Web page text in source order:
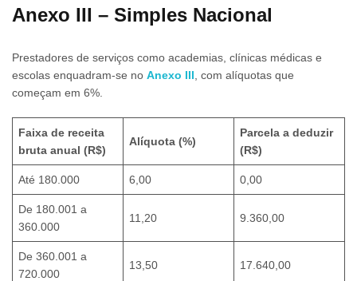
Anexo III – Simples Nacional
Prestadores de serviços como academias, clínicas médicas e
escolas enquadram-se no Anexo III , com alíquotas que
começam em 6%.
Faixa de receita
bruta anual (R$)
Alíquota (%)
Parcela a deduzir
(R$)
Até 180.000 6,00 0,00
De 180.001 a
360.000
11,20 9.360,00
De 360.001 a
720.000
13,50 17.640,00